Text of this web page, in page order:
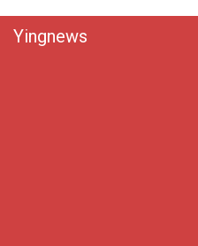
Yingnews